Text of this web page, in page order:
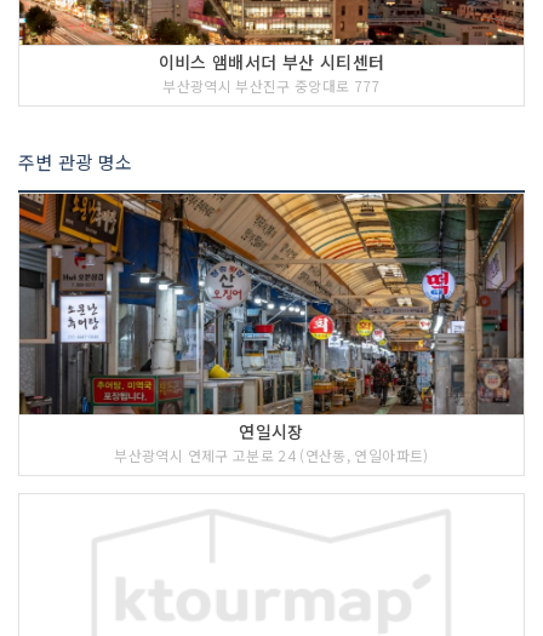
이비스 앰배서더 부산 시티센터
부산광역시 부산진구 중앙대로 777
주변 관광 명소
연일시장
부산광역시 연제구 고분로 24 (연산동, 연일아파트)